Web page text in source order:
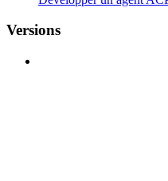
Versions